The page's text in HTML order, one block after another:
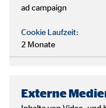
ad campaign
Cookie Laufzeit:
2 Monate
Externe